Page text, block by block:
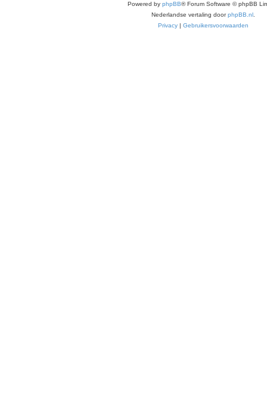
Powered by phpBB® Forum Software © phpBB
Nederlandse vertaling doorphpBB.nl.
Privacy| Gebruikersvoorwaarden